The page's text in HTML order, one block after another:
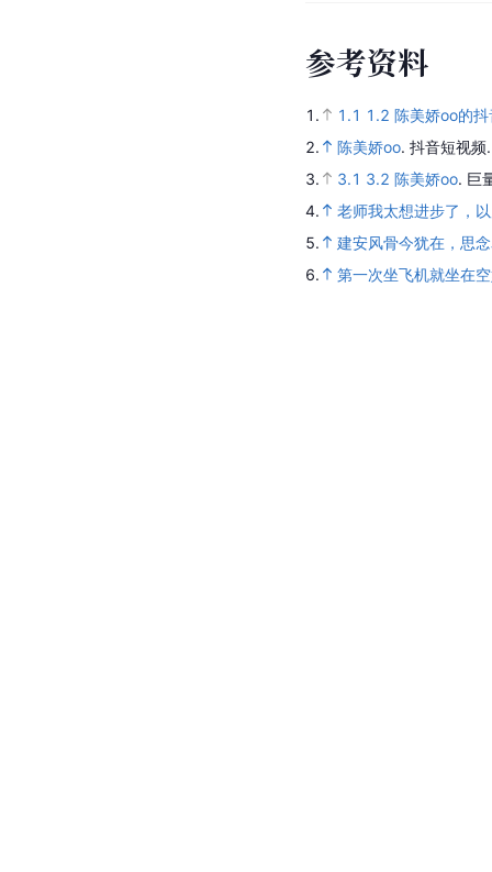
参考资料
1. 1.1 1.2 陈美娇oo的抖
2.
陈美娇oo. 抖音短视
3.
3.1 3.2 陈美娇oo. 巨
4.
老师我太想进步了，
5.
建安风骨今犹在，思
6.
第一次坐飞机就坐在